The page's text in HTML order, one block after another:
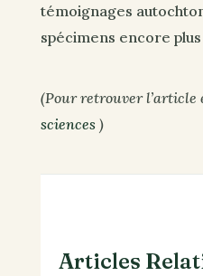
témoignages
spécimens encore
(Pour retrouver l’article
sciences)
Articles